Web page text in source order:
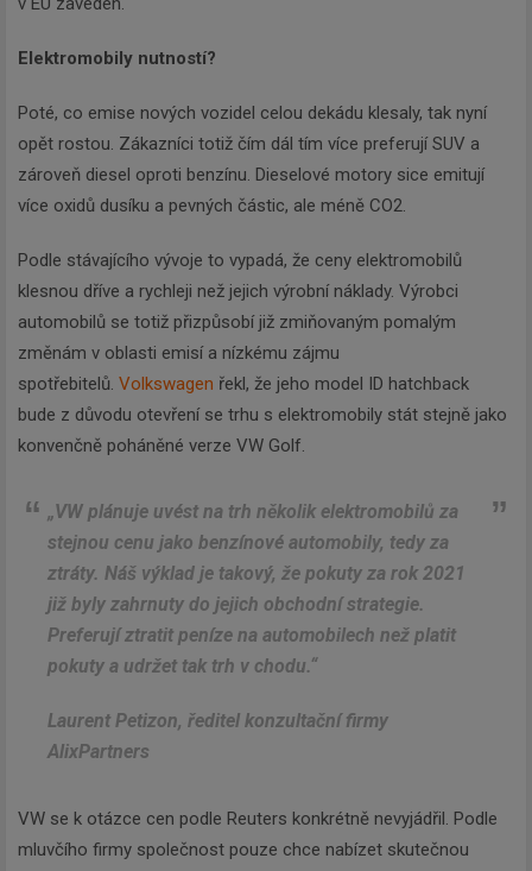
Elektromobily nutností?
Poté, co emise nových vozidel celou dekádu klesaly, tak nyní
opět rostou. Zákazníci totiž čím dál tím více preferují SUV a
zároveň diesel oproti benzínu. Dieselové motory sice emitují
více oxidů dusíku a pevných částic, ale méně CO2.
Podle stávajícího vývoje to vypadá, že ceny elektromobilů
klesnou dříve a rychleji než jejich výrobní náklady. Výrobci
automobilů se totiž přizpůsobí již zmiňovaným pomalým
změnám v oblasti emisí a nízkému zájmu
spotřebitelů. Volkswagen řekl, že jeho model ID hatchback
bude z důvodu otevření se trhu s elektromobily stát stejně jako
konvenčně poháněné verze VW Golf.
„VW plánuje uvést na trh několik elektromobilů za
stejnou cenu jako benzínové automobily, tedy za
ztráty. Náš výklad je takový, že pokuty za rok 2021
již byly zahrnuty do jejich obchodní strategie.
Preferují ztratit peníze na automobilech než platit
pokuty a udržet tak trh v chodu.“
Laurent Petizon, ředitel konzultační firmy
AlixPartners
VW se k otázce cen podle Reuters konkrétně nevyjádřil. Podle
mluvčího firmy společnost pouze chce nabízet skutečnou